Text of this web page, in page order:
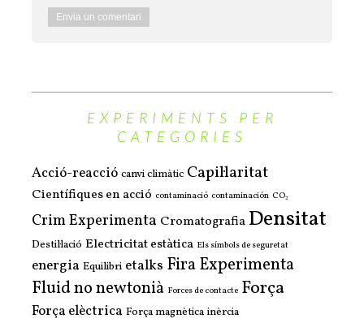
EXPERIMENTS PER
CATEGORIES
Acció-reacció canvi climàtic Capil·laritat
Científiques en acció contaminació contaminación CO₂
Crim Experimenta Cromatografia Densitat
Destil·lació Electricitat estàtica Els símbols de seguretat
energia Equilibri etalks Fira Experimenta
Fluid no newtonià Forces de contacte Força
Força elèctrica Força magnètica inèrcia